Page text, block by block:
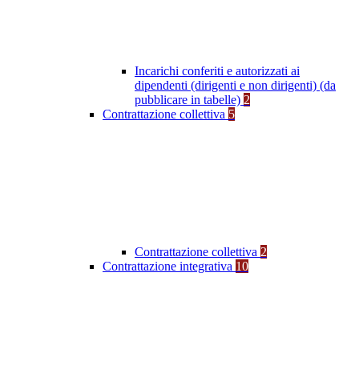
Incarichi conferiti e autorizzati ai
dipendenti (dirigenti e non dirigenti) (da
pubblicare in tabelle) 2
Contrattazione collettiva 5
Contrattazione collettiva 2
Contrattazione integrativa 10